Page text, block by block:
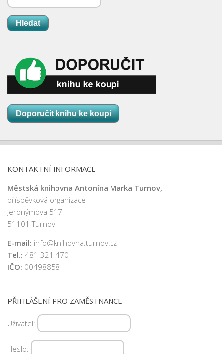
Hledat
Doporučit knihu ke koupi
KONTAKTNÍ INFORMACE
Městská knihovna Antonína Marka Turnov,
příspěvková organizace
Jeronýmova 517
51101 Turnov
E-mail: info@knihovna.turnov.cz
Tel.: 481 321 470
IČO: 00498858
PŘIHLÁŠENÍ PRO ZAMĚSTNANCE
Uživatel:
Heslo: